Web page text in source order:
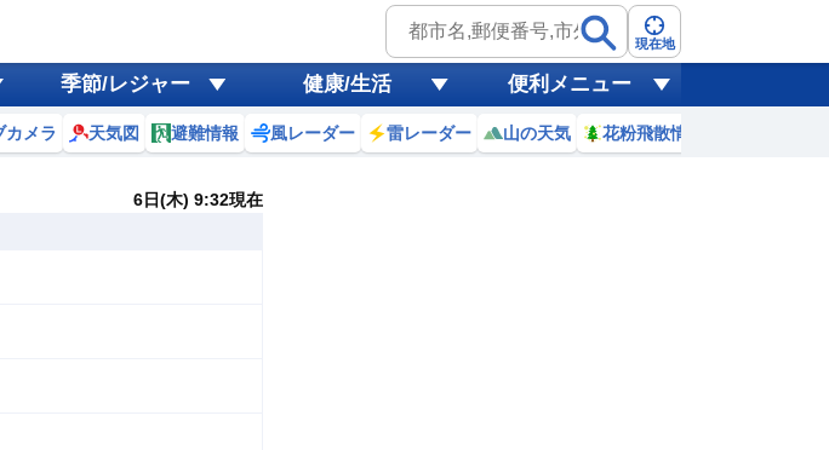
現在地
季節/レジャー 健康/生活 便利メニュー
カメラ 天気図 避難情報 風レーダー 雷レーダー 山の天気 花粉飛散情報
6日(木) 9:32現在